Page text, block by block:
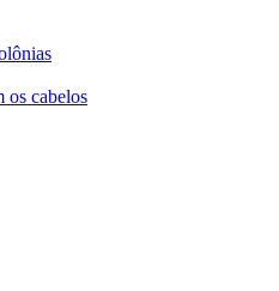
os cabelos